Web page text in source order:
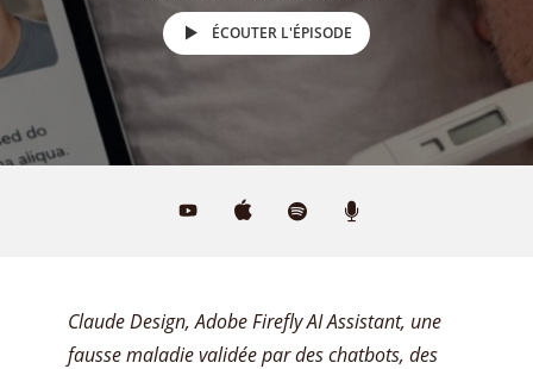
ÉCOUTER L'ÉPISODE
Claude Design, Adobe Firefly AI Assistant, une
fausse maladie validée par des chatbots, des